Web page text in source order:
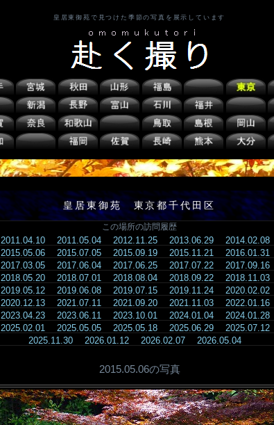
皇居東御苑で見つけた季節の写真を展示しています
皇居東御苑 東京都千代田区
この場所の訪問履歴
2011.04.10 2011.05.04 2012.11.25 2013.06.29 2014.02.08
2015.05.06 2015.07.05 2015.09.19 2015.11.21 2016.01.31
2017.03.05 2017.06.04 2017.06.25 2017.07.22 2017.09.16
2018.05.20 2018.07.01 2018.08.04 2018.09.22 2018.11.03
2019.05.12 2019.06.08 2019.07.15 2019.11.24 2020.02.02
2020.12.13 2021.07.11 2021.09.20 2021.11.03 2022.01.16
2023.04.23 2023.06.11 2023.10.01 2024.01.04 2024.01.28
2025.02.01 2025.05.05 2025.05.18 2025.06.29 2025.07.12
2025.11.30
2026.01.12 2026.02.07 2026.05.04
2015.05.06の写真